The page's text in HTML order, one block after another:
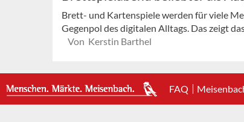
Brett- und Kartenspiele werden für viele
Gegenpol des digitalen Alltags. Das zeigt das
Von Kerstin Barthel
FAQ